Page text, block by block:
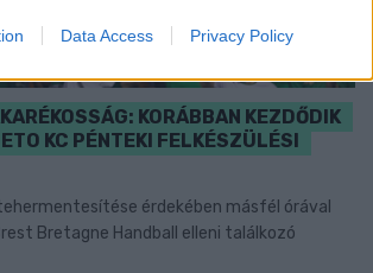
Data Access Privacy Policy
KORÁBBAN KEZDŐDIK
KC PÉNTEKI FELKÉSZÜLÉSI
érdekében másfél órával
Bretagne Handball elleni találkozó